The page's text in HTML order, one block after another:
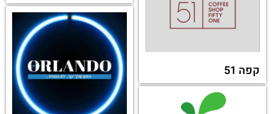
קפה 51